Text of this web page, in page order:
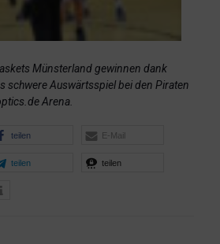
Münsterland gewinnen dank
schwere Auswärtsspiel bei den Piraten
Arena.
teilen E-Mail
teilen teilen